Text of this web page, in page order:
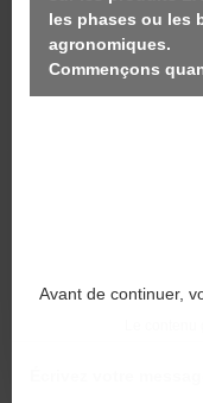
Contact
LABIN
Politique en
Politique de
les phases ou les
agronomiques.
Commençons
Le contenu
Avant de continuer,